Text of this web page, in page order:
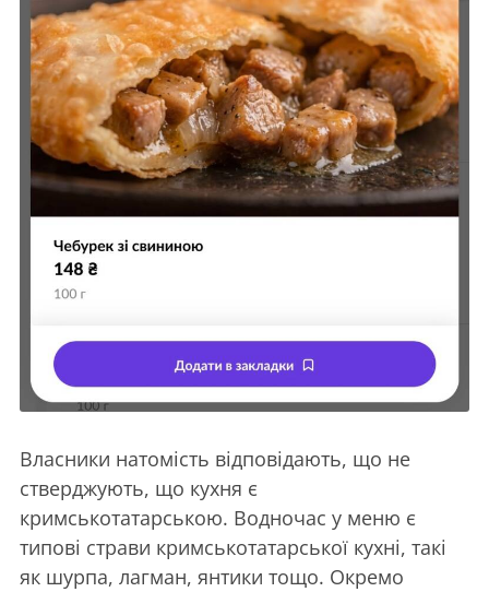
Власники натомість відповідають, що не
стверджують, що кухня є
кримськотатарською. Водночас у меню є
типові страви кримськотатарської кухні, такі
як шурпа, лагман, янтики тощо. Окремо